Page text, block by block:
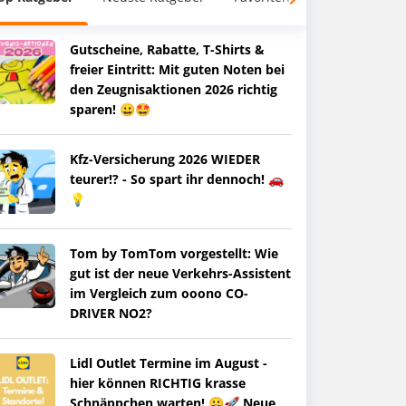
Gutscheine, Rabatte, T-Shirts &
freier Eintritt: Mit guten Noten bei
den Zeugnisaktionen 2026 richtig
sparen! 😀🤩
Kfz-Versicherung 2026 WIEDER
teurer!? - So spart ihr dennoch! 🚗
💡
Tom by TomTom vorgestellt: Wie
gut ist der neue Verkehrs-Assistent
im Vergleich zum ooono CO-
DRIVER NO2?
Lidl Outlet Termine im August -
hier können RICHTIG krasse